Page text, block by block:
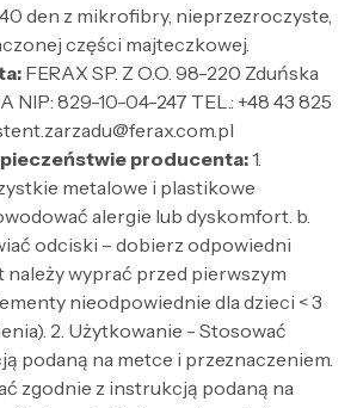
den z mikrofibry, nieprzezroczyste,
części majteczkowej.
FERAX SP. Z O.O. 98-220 Zduńska
NIP: 829-10-04-247 TEL.: +48 43 825
producenta:1.
metalowe i plastikowe
alergie lub dyskomfort. b.
odciski – dobierz odpowiedni
należy wyprać przed pierwszym
nieodpowiednie dla dzieci < 3
2. Użytkowanie - Stosować
podaną na metce i przeznaczeniem.
zgodnie z instrukcją podaną na